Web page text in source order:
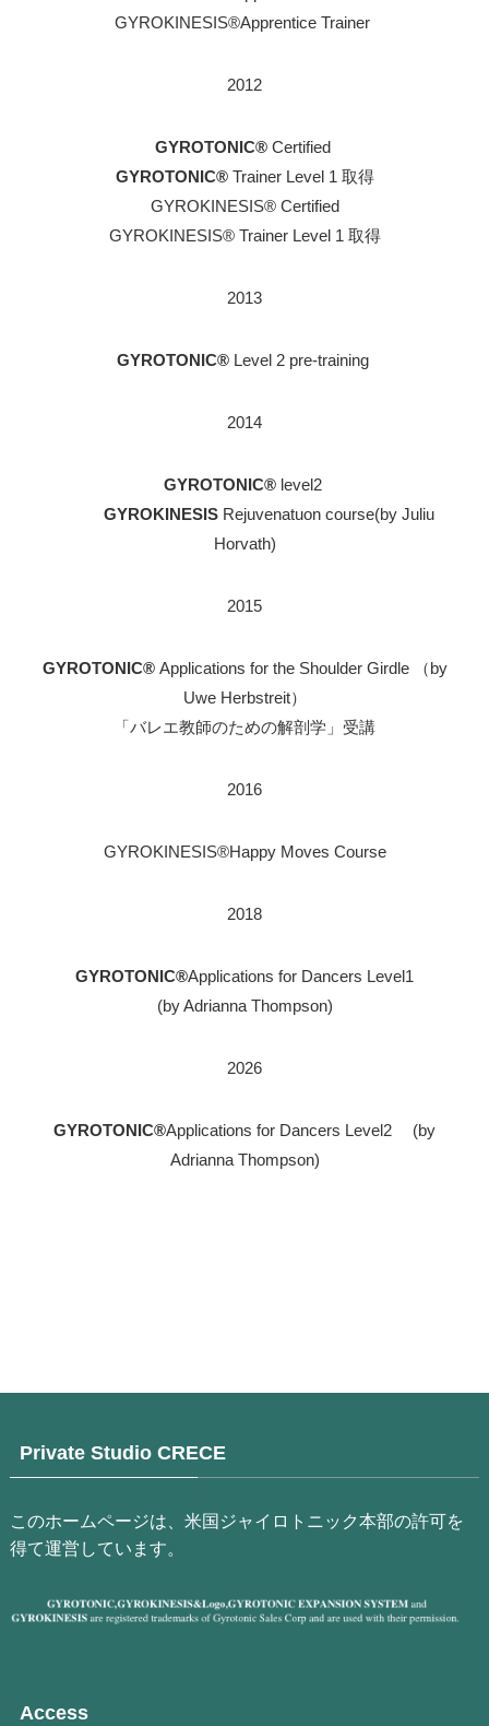
GYROKINESIS®Apprentice Trainer
2012
GYROTONIC® Certified
GYROTONIC®Trainer Level 1 取得
GYROKINESIS® Certified
GYROKINESIS® Trainer Level 1 取得
2013
GYROTONIC®Level 2 pre-training
2014
GYROTONIC® level2
GYROKINESIS Rejuvenatuon course(by Juliu
Horvath)
2015
GYROTONIC®Applications for the Shoulder Girdle （by
Uwe Herbstreit）
「バレエ教師のための解剖学」受講
2016
GYROKINESIS®Happy Moves Course
2018
GYROTONIC®Applications for Dancers Level1
(by Adrianna Thompson)
2026
GYROTONIC®Applications for Dancers Level2 (by
Adrianna Thompson)
Private Studio CRECE
このホームページは、米国ジャイロトニック本部の許可を
得て運営しています。
Access